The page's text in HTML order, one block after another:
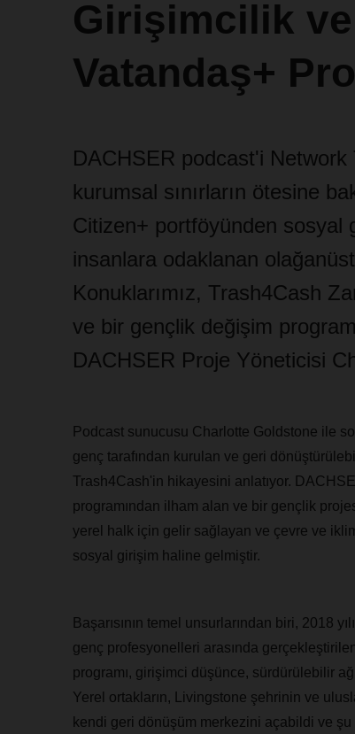
Girişimcilik
Vatandaş+
DACHSER podcast'i
kurumsal sınırların ötesine
Citizen+ portföyünden sosyal
insanlara odaklanan
Konuklarımız, Trash4Cash
ve bir gençlik değişim
DACHSER Proje Yöneticisi
Podcast sunucusu Charlotte Goldstone ile
genç tarafından kurulan ve geri
Trash4Cash'in hikayesini anlatıyor.
programından ilham alan ve bir gençlik
yerel halk için gelir sağlayan ve çevre ve
sosyal girişim haline gelmiştir.
Başarısının temel unsurlarından biri, 2018
genç profesyonelleri arasında
programı, girişimci düşünce, sürdürülebilir
Yerel ortakların, Livingstone şehrinin ve
kendi geri dönüşüm merkezini açabildi ve